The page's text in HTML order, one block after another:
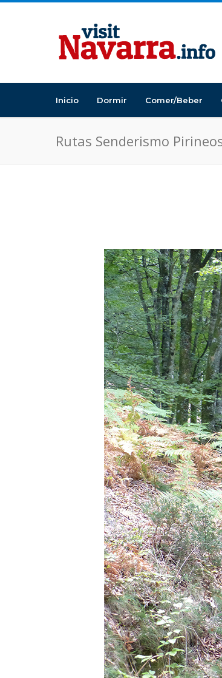
Inicio Dormir Comer/Beber
Rutas Senderismo